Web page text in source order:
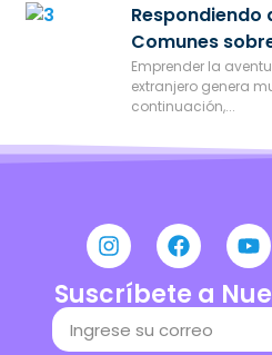
Respondiendo
Comunes
Emprender la
extranjero genera
continuación,...
Suscríbete a